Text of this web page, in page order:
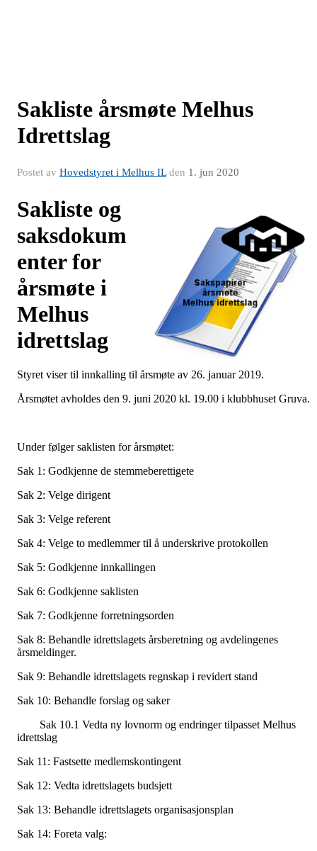
Sakliste årsmøte Melhus
Idrettslag
Postet av Hovedstyret i Melhus ILden 1. jun 2020
Sakliste og
saksdokum
enter for
årsmøte i
Melhus
idrettslag
Styret viser til innkalling til årsmøte av 26. januar 2019.
Årsmøtet avholdes den 9. juni 2020 kl. 19.00 i klubbhuset Gruva.
Under følger saklisten for årsmøtet:
Sak 1: Godkjenne de stemmeberettigete
Sak 2: Velge dirigent
Sak 3: Velge referent
Sak 4: Velge to medlemmer til å underskrive protokollen
Sak 5: Godkjenne innkallingen
Sak 6: Godkjenne saklisten
Sak 7: Godkjenne forretningsorden
Sak 8: Behandle idrettslagets årsberetning og avdelingenes
årsmeldinger.
Sak 9: Behandle idrettslagets regnskap i revidert stand
Sak 10: Behandle forslag og saker
Sak 10.1 Vedta ny lovnorm og endringer tilpasset Melhus
idrettslag
Sak 11: Fastsette medlemskontingent
Sak 12: Vedta idrettslagets budsjett
Sak 13: Behandle idrettslagets organisasjonsplan
Sak 14: Foreta valg: